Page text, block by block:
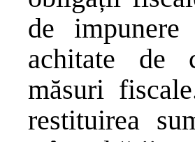
de
achitate de
măsuri
restituirea